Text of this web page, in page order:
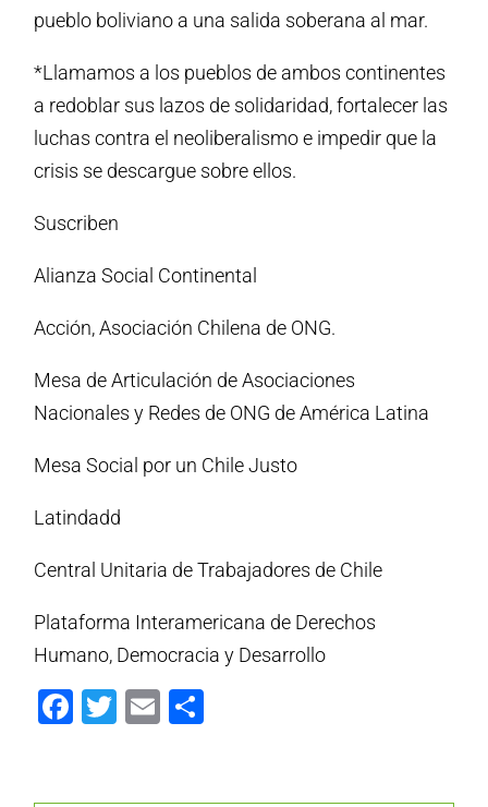
pueblo boliviano a una salida soberana al mar.
*Llamamos a los pueblos de ambos continentes
a redoblar sus lazos de solidaridad, fortalecer las
luchas contra el neoliberalismo e impedir que la
crisis se descargue sobre ellos.
Suscriben
Alianza Social Continental
Acción, Asociación Chilena de ONG.
Mesa de Articulación de Asociaciones
Nacionales y Redes de ONG de América Latina
Mesa Social por un Chile Justo
Latindadd
Central Unitaria de Trabajadores de Chile
Plataforma Interamericana de Derechos
Humano, Democracia y Desarrollo
Facebook
Twitter
Email